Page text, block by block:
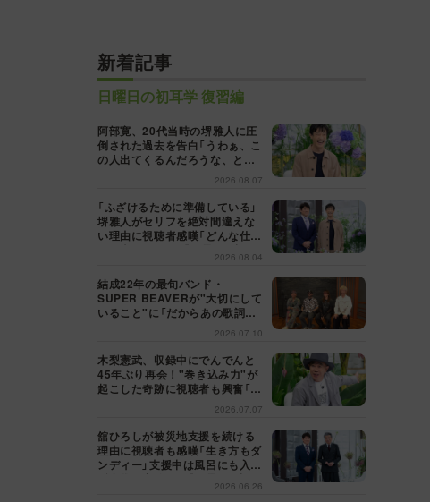
新着記事
日曜日の初耳学 復習編
阿部寛、20代当時の堺雅人に圧
倒された過去を告白「うわぁ、こ
の人出てくるんだろうな、と思
った」【日曜日の初耳学】2026.08.07
「ふざけるために準備している」
堺雅人がセリフを絶対間違えな
い理由に視聴者感嘆「どんな仕事
2026.08.04
結成22年の最旬バンド・
SUPER BEAVERが"大切にして
いること"に「だからあの歌詞が
届けられるんだ」共感の声＜日曜
2026.07.10
木梨憲武、収録中にでんでんと
45年ぶり再会！"巻き込み力"が
起こした奇跡に視聴者も興奮「こ
れがテレビの面白さだよね！」＜
2026.07.07
舘ひろしが被災地支援を続ける
理由に視聴者も感嘆「生き方もダ
ンディー」支援中は風呂にも入ら
ず寝袋で寝泊まり【日曜日の初耳
2026.06.26